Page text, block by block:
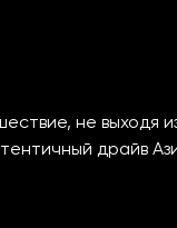
не выходя
драйв